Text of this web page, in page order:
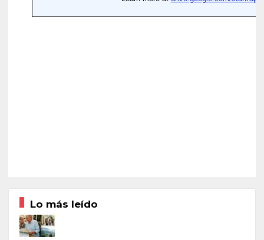
Lo más leído